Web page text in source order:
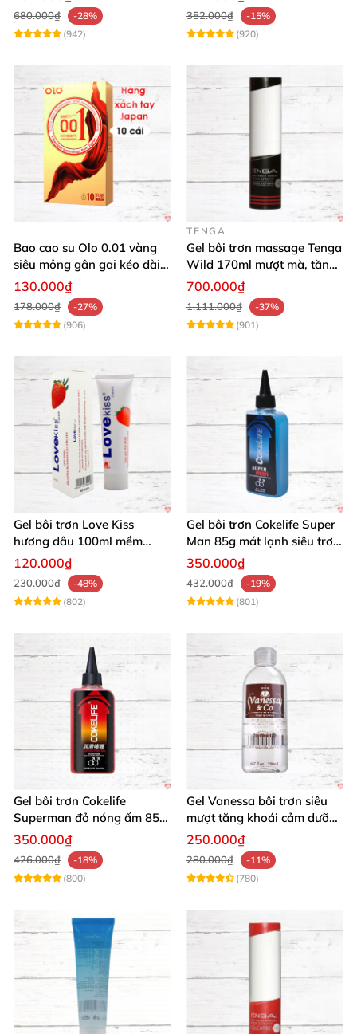
680.000₫
-28%
(942)
352.000₫
-15%
(920)
Bao cao su Olo 0.01 vàng
siêu mỏng gân gai kéo dài
yêu đỉnh
130.000₫
178.000₫
-27%
(906)
TENGA
Gel bôi trơn massage Tenga
Wild 170ml mượt mà, tăng
khoái cảm
700.000₫
1.111.000₫
-37%
(901)
Gel bôi trơn Love Kiss
hương dâu 100ml mềm
mượt an toàn thơm
120.000₫
230.000₫
-48%
(802)
Gel bôi trơn Cokelife Super
Man 85g mát lạnh siêu trơn
an toàn
350.000₫
432.000₫
-19%
(801)
Gel bôi trơn Cokelife
Superman đỏ nóng ấm 85g
giảm đau rát
350.000₫
426.000₫
-18%
(800)
Gel Vanessa bôi trơn siêu
mượt tăng khoái cảm dưỡng
ẩm 200ml
250.000₫
280.000₫
-11%
(780)